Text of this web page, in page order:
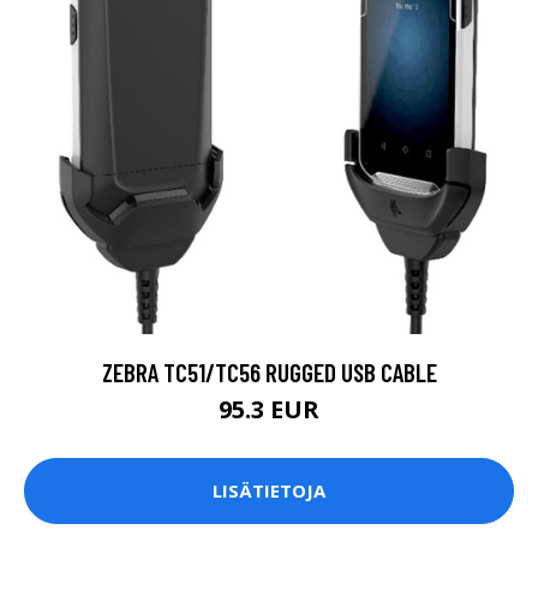
ZEBRA TC51/TC56 RUGGED USB CABLE
95.3 EUR
LISÄTIETOJA